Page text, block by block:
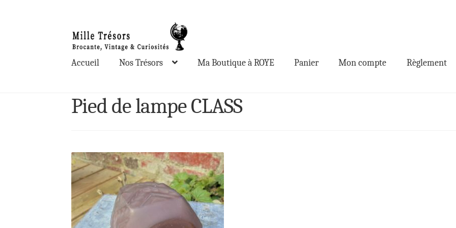
à
la
navigation
au
contenu
Accueil Nos Trésors Ma Boutique à ROYE Panier Mon compte Règlement
Pied de lampe CLASS